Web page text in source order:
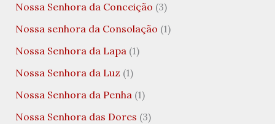
Nossa Senhora da Conceição (3)
Nossa senhora da Consolação (1)
Nossa Senhora da Lapa(1)
Nossa Senhora da Luz (1)
Nossa Senhora da Penha(1)
Nossa Senhora das Dores (3)